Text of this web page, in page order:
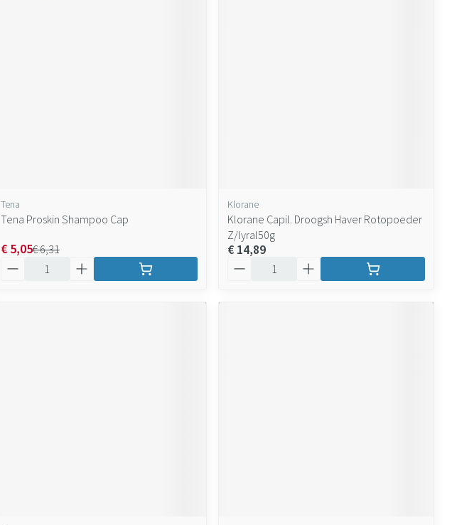
Tena
Tena Proskin Shampoo Cap
€ 6,31
€ 5,05
Klorane
Klorane Capil. Droogsh Haver Rotopoeder
Z/lyral50g
€ 14,89